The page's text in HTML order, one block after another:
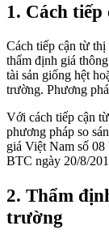
1. Cách
Cách tiếp cận từ
thẩm định giá
tài sản giống hệt
trường. Phương
Với cách tiếp cận
phương pháp so
giá Việt Nam số
BTC ngày 20/8/
2. Thẩm
trường